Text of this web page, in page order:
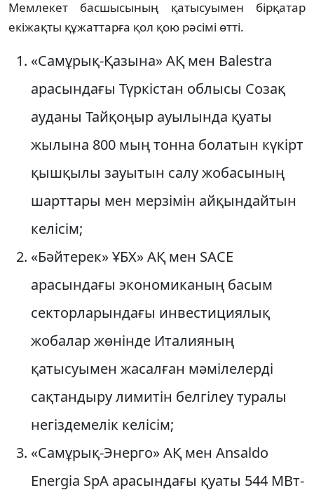
Мемлекет басшысының қатысуымен бірқатар
екіжақты құжаттарға қол қою рәсімі өтті.
«Самұрық-Қазына» АҚ мен Balestra
арасындағы Түркістан облысы Созақ
ауданы Тайқоңыр ауылында қуаты
жылына 800 мың тонна болатын күкірт
қышқылы зауытын салу жобасының
шарттары мен мерзімін айқындайтын
келісім;
«Бәйтерек» ҰБХ» АҚ мен SACE
арасындағы экономиканың басым
секторларындағы инвестициялық
жобалар жөнінде Италияның
қатысуымен жасалған мәмілелерді
сақтандыру лимитін белгілеу туралы
негіздемелік келісім;
«Самұрық-Энерго» АҚ мен Ansaldo
Energia SpA арасындағы қуаты 544 МВт-